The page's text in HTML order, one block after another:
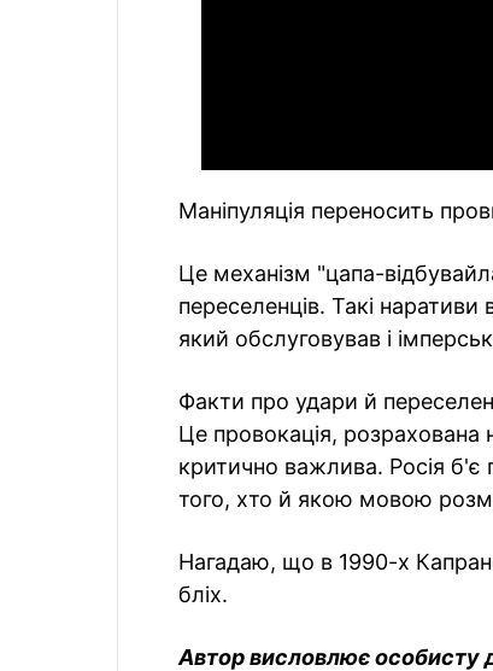
Маніпуляція переносить
Це механізм "цапa-
переселенців. Такі
який обслуговував і
Факти про удари й
Це провокація, розрахована
критично важлива. Росія б'є
того, хто й якою мовою
Нагадаю, що в 1990-х
бліх.
Автор висловлює особисту